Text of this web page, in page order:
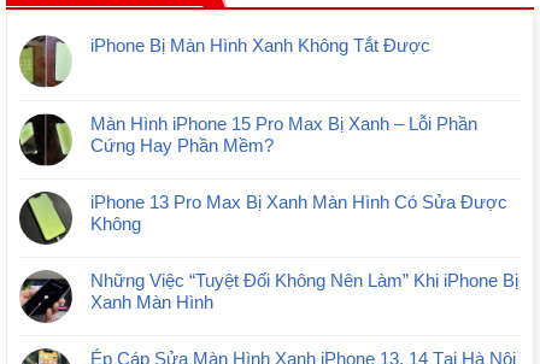
iPhone Bị Màn Hình Xanh Không Tắt Được
Màn Hình iPhone 15 Pro Max Bị Xanh – Lỗi Phần
Cứng Hay Phần Mềm?
iPhone 13 Pro Max Bị Xanh Màn Hình Có Sửa Được
Không
Những Việc “Tuyệt Đối Không Nên Làm” Khi iPhone Bị
Xanh Màn Hình
Ép Cáp Sửa Màn Hình Xanh iPhone 13, 14 Tại Hà Nội